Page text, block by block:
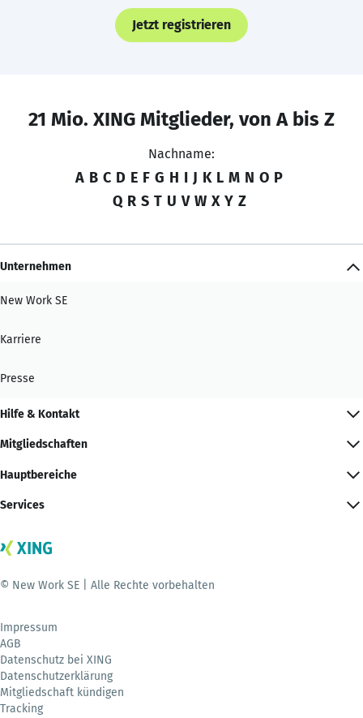
Jetzt registrieren
21 Mio. XING Mitglieder, von A bis Z
Nachname:
A B C D E F G H I J K L M N O P
Q R S T U V W X Y Z
Unternehmen
New Work SE
Karriere
Presse
Hilfe & Kontakt
Mitgliedschaften
Hauptbereiche
Services
© New Work SE | Alle Rechte vorbehalten
Impressum
AGB
Datenschutz bei XING
Datenschutzerklärung
Mitgliedschaft kündigen
Tracking